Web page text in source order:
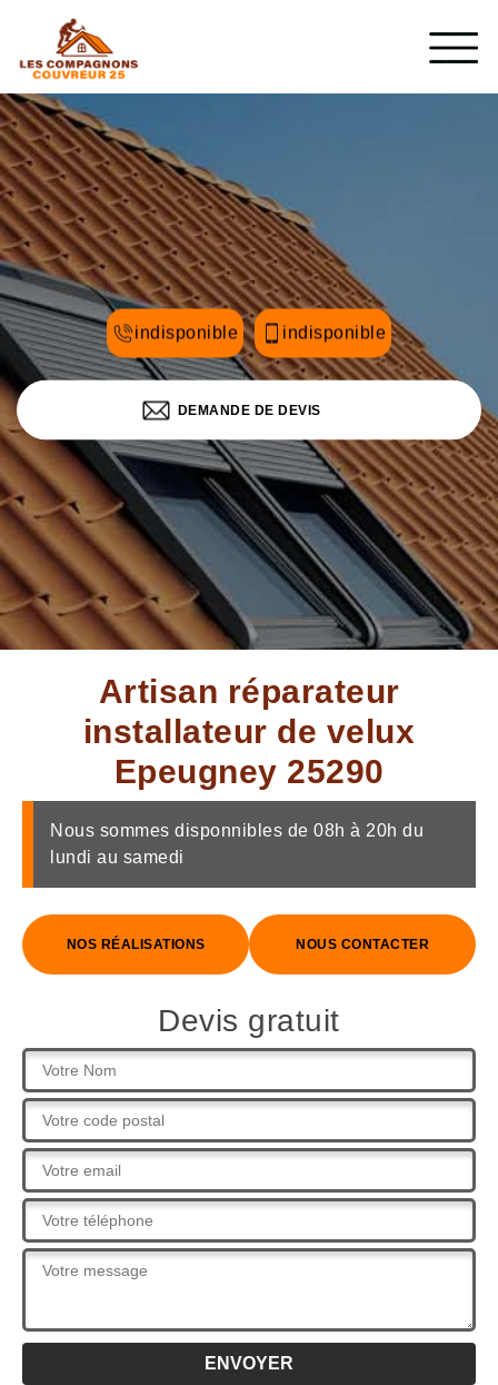
indisponible indisponible
DEMANDE DE DEVIS
Artisan réparateur
installateur de velux
Epeugney 25290
Nous sommes disponnibles de 08h à 20h du
lundi au samedi
NOS RÉALISATIONS NOUS CONTACTER
Devis gratuit